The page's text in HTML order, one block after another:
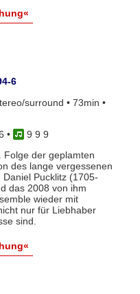
6
surround • 73min •
•
9 9 9
Folge der geplamten
des lange vergessenen
Pucklitz (1705-
das 2008 von ihm
wieder mit
nur für Liebhaber
sind.